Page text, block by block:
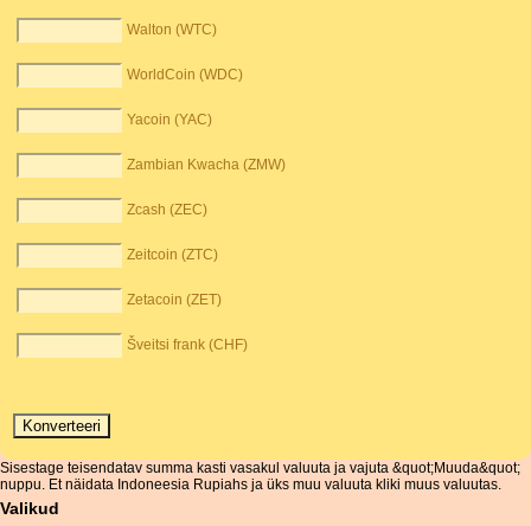
Walton (WTC)
WorldCoin (WDC)
Yacoin (YAC)
Zambian Kwacha (ZMW)
Zcash (ZEC)
Zeitcoin (ZTC)
Zetacoin (ZET)
Šveitsi frank (CHF)
Sisestage teisendatav summa kasti vasakul valuuta ja vajuta &quot;Muuda&quot;
nuppu. Et näidata Indoneesia Rupiahs ja üks muu valuuta kliki muus valuutas.
Valikud